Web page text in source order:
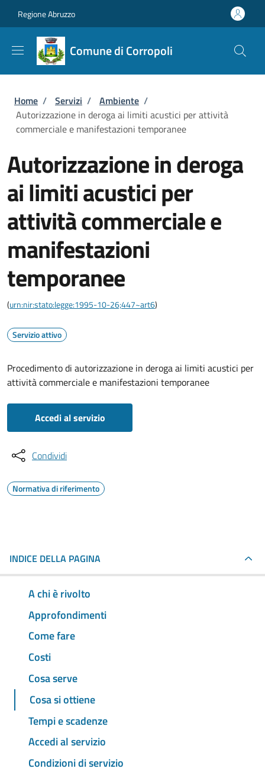
Regione Abruzzo
Comune di Corropoli
Briciole di pane
Home / Servizi / Ambiente /
Autorizzazione in deroga ai limiti acustici per attività
commerciale e manifestazioni temporanee
Autorizzazione in deroga
ai limiti acustici per
attività commerciale e
manifestazioni
temporanee
(urn:nir:stato:legge:1995-10-26;447~art6)
Servizio attivo
Procedimento di autorizzazione in deroga ai limiti acustici per
attività commerciale e manifestazioni temporanee
Accedi al servizio
Condividi
Normativa di riferimento
INDICE DELLA PAGINA
A chi è rivolto
Approfondimenti
Come fare
Costi
Cosa serve
Cosa si ottiene
Tempi e scadenze
Accedi al servizio
Condizioni di servizio